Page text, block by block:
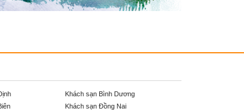
Khách sạn Bình Dương
Khách sạn Đồng Nai